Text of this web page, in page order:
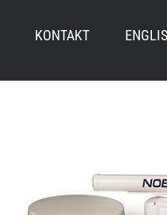
KONTAKT